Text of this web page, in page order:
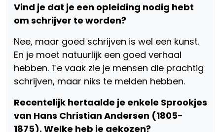
Vind je dat je een opleiding nodig hebt
om schrijver te worden?
Nee, maar goed schrijven is wel een kunst.
En je moet natuurlijk een goed verhaal
hebben. Te vaak zie je mensen die prachtig
schrijven, maar niks te melden hebben.
Recentelijk hertaalde je enkele Sprookjes
van Hans Christian Andersen (1805-
1875). Welke heb je gekozen?